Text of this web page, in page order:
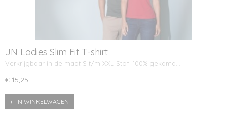
JN Ladies Slim Fit T-shirt
Verkrijgbaar in de maat S t/m XXL Stof: 100% gekamd…
€ 15,25
IN WINKELWAGEN